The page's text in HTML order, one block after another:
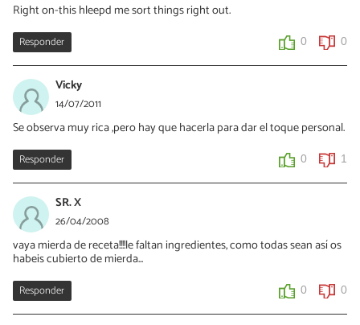
Right on-this hleepd me sort things right out.
Responder 0 0
Vicky
14/07/2011
Se observa muy rica ,pero hay que hacerla para dar el toque personal.
Responder 0 1
SR. X
26/04/2008
vaya mierda de receta!!!!le faltan ingredientes, como todas sean así os
habeis cubierto de mierda...
Responder 0 0